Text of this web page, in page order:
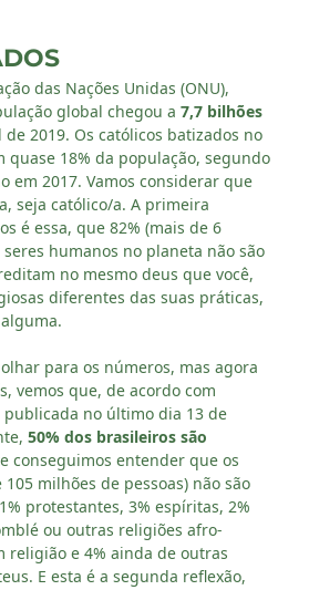
das Nações Unidas (ONU),
global chegou a 7,7 bilhões
2019. Os católicos batizados no
quase 18% da população, segundo
em 2017. Vamos considerar que
seja católico/a. A primeira
é essa, que 82% (mais de 6
humanos no planeta não são
no mesmo deus que você,
diferentes das suas práticas,
para os números, mas agora
vemos que, de acordo com
no último dia 13 de
50% dos brasileiros são
conseguimos entender que os
milhões de pessoas) não são
protestantes, 3% espíritas, 2%
ou outras religiões afro-
religião e 4% ainda de outras
E esta é a segunda reflexão,